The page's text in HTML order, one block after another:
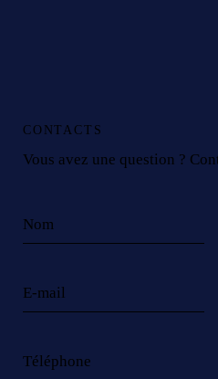
CONTACTS
Vous avez une question ?